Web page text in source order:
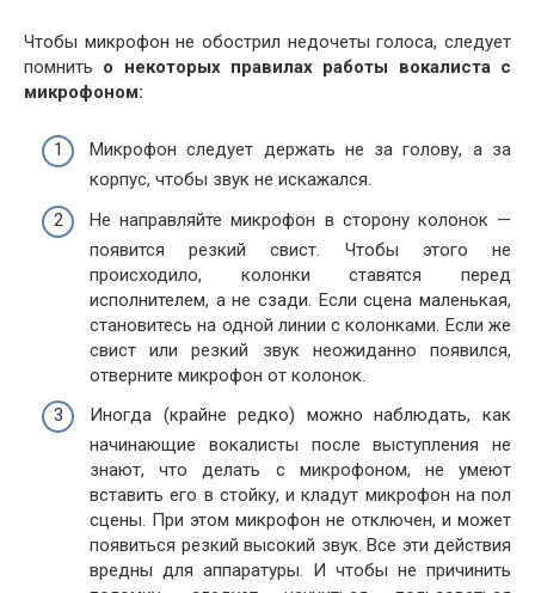
Чтобы микрофон не обострил недочеты голоса, следует
помнить о некоторых правилах работы вокалиста с
микрофоном:
Микрофон следует держать не за голову, а за
корпус, чтобы звук не искажался.
Не направляйте микрофон в сторону колонок —
появится резкий свист. Чтобы этого не
происходило, колонки ставятся перед
исполнителем, а не сзади. Если сцена маленькая,
становитесь на одной линии с колонками. Если же
свист или резкий звук неожиданно появился,
отверните микрофон от колонок.
Иногда (крайне редко) можно наблюдать, как
начинающие вокалисты после выступления не
знают, что делать с микрофоном, не умеют
вставить его в стойку, и кладут микрофон на пол
сцены. При этом микрофон не отключен, и может
появиться резкий высокий звук. Все эти действия
вредны для аппаратуры. И чтобы не причинить